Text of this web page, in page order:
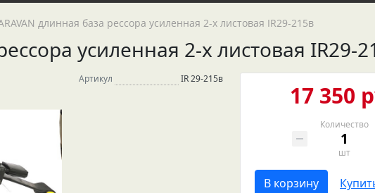
длинная база рессора усиленная 2-х листовая IR29-215в
усиленная 2-х листовая IR29-
Артикул IR 29-215в
17 350
Количество
шт
В корзину